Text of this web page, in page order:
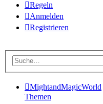
Regeln
Anmelden
Registrieren
MightandMagicWorld
Themen